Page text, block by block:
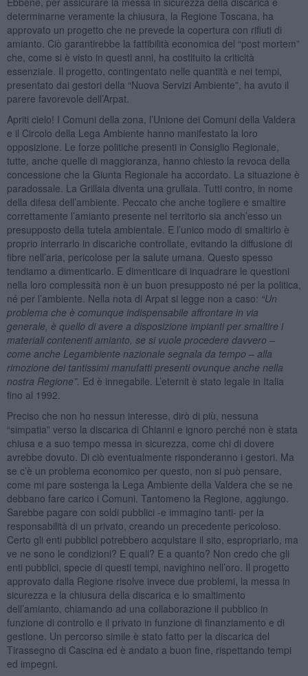
determinarne veramente la chiusura, la Regione Toscana, ha
approvato un progetto che ne prevede la copertura con rifiuti di
amianto. Ciò garantirebbe la fattibilità economica del “post mortem”
che, come si è visto in questi anni, ha costituito la criticità
essenziale. Il progetto, contingentato nelle quantità e nei tempi,
presentato dai gestori della “Nuova Servizi Ambiente”, ha avuto il
parere favorevole dell’Arpat.
Apriti cielo! I Comuni della zona, l’Unione dei Comuni della Valdera
e il Circolo della Lega Ambiente hanno manifestato la loro
opposizione. Le forze politiche presenti in Consiglio Regionale,
tutte, anche quelle di maggioranza, hanno chiesto la revoca della
concessione che la Giunta Regionale ha accordato. La situazione è
paradossale. La Grillaia diventa una grullaia. Tutti contro, in nome
della difesa dell’ambiente. Peccato che anche togliere e smaltire
correttamente l’amianto presente nel territorio sia anch’esso un
presupposto della tutela ambientale. E l’unico modo di smaltirlo è
proprio interrarlo in discariche controllate, evitando la diffusione di
fibre nell’aria, pericolose per la salute umana. Questo spesso
tendiamo a dimenticarlo. E dimenticare di inquadrare le questioni
nella loro complessità non è un buon presupposto né per la politica,
né per l’ambiente. Nella nota di Arpat si legge non a caso: “Un
problema che è comunque indispensabile affrontare in via
generale, è quello di avere a disposizione impianti per smaltire i
materiali contenenti amianto, se si vuole procedere davvero –
come anche Legambiente nazionale segnala da tempo – alla
rimozione dei tantissimi manufatti presenti ovunque anche nella
nostra Regione”. Ed è innegabile. L’eternit è stato legale in Italia
fino al 1992.
Preciso che non ho nessun interesse, dirò di più, nessuna
“simpatia” verso la discarica di Chianni e ignoro perché non è stata
chiusa e a suo tempo messa in sicurezza, come chi di dovere
avrebbe dovuto. Di ciò eventualmente risponderanno i gestori. Ma
se c’è un problema economico per questo, non si può pensare,
come mi pare sostenga la Lega Ambiente della Valdera che se ne
debbano fare carico i Comuni. Tantomeno la Regione, aggiungo.
Sarebbe pagare con soldi pubblici -e immagino tanti- per la
responsabilità di un privato, creando un precedente pericoloso.
Certo gli enti pubblici potrebbero acquistare il sito, espropriarlo, ma
ve ne sono le condizioni? E quali? E a quanto? Non credo che gli
enti pubblici, specie di questi tempi, navighino nell’oro. Il progetto
approvato dalla Regione risolve invece due problemi, la messa in
sicurezza e la chiusura della discarica e lo smaltimento
dell’amianto, chiamando ad una collaborazione il pubblico in
funzione di controllo e il privato in funzione di finanziamento e di
gestione. Un percorso simile è stato fatto per la discarica del
Tirassegno di Cascina ed è andato a buon fine, rispettando tempi
ed impegni.